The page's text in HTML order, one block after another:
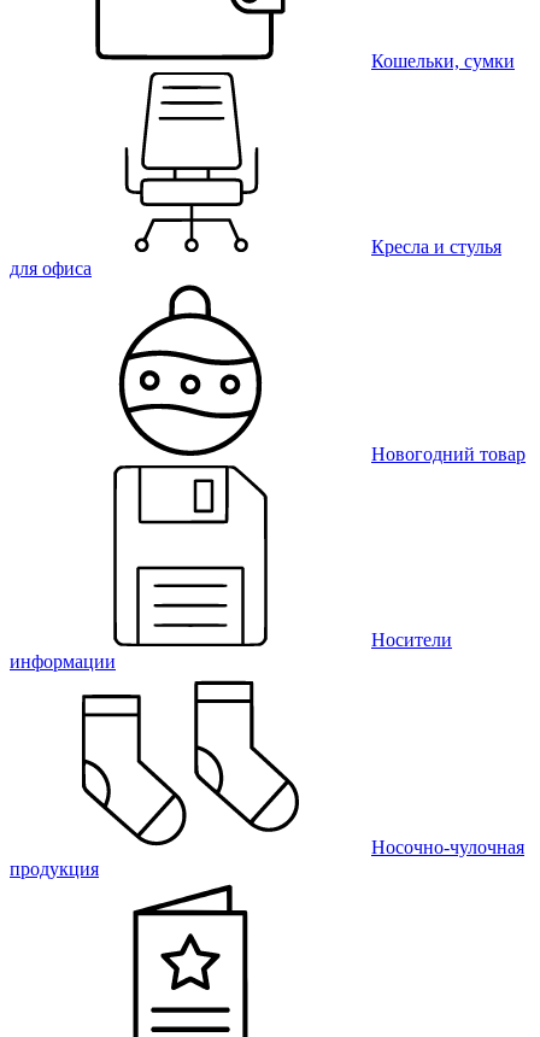
Кошельки, сумки
Кресла и стулья
для офиса
Новогодний товар
Носители
информации
Носочно-чулочная
продукция